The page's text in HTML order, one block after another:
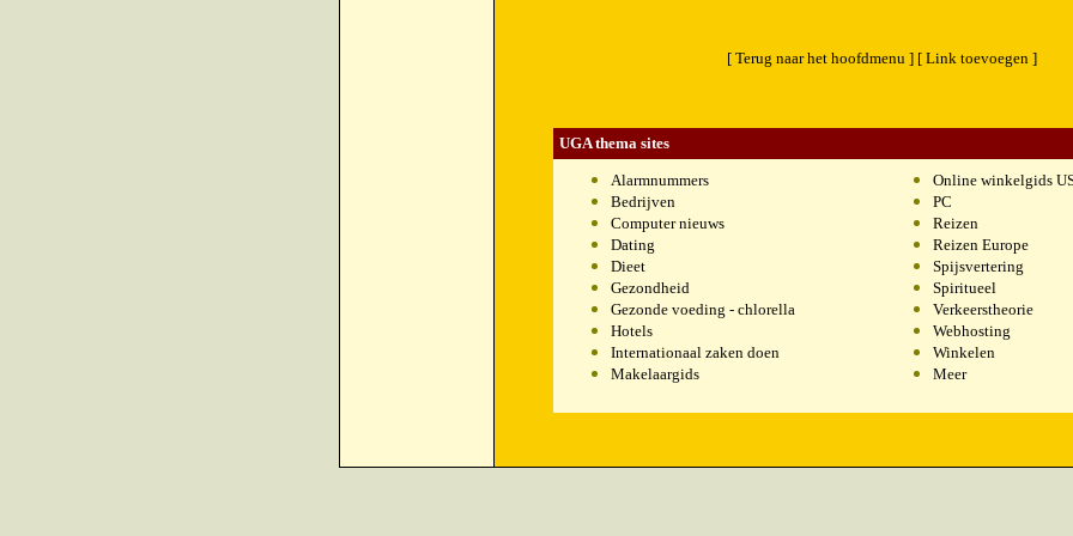
[ Terug naar het hoofdmenu ] [ Link toevoegen ]
UGA thema sites
Alarmnummers
Bedrijven
Computer nieuws
Dating
Dieet
Gezondheid
Gezonde voeding - chlorella
Hotels
Internationaal zaken doen
Makelaargids
Online winkelgids
PC
Reizen
Reizen Europe
Spijsvertering
Spiritueel
Verkeerstheorie
Webhosting
Winkelen
Meer